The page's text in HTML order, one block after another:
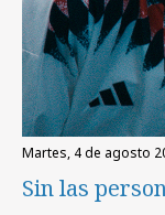
martes, 4 de agosto
Sin las